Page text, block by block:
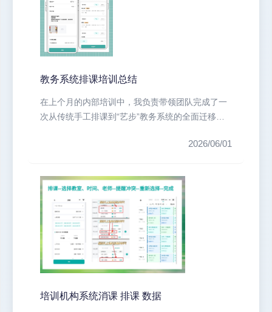
教务系统排课培训总结
在上个月的内部培训中，我负责带领团队完成了一
次从传统手工排课到“艺步”教务系统的全面迁移。
2026/06/01
培训机构系统消课 排课 数据